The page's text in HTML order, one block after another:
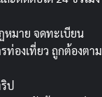
หมาย จดทะเบียน
ท่องเที่ยว ถูกต้องตาม
ป